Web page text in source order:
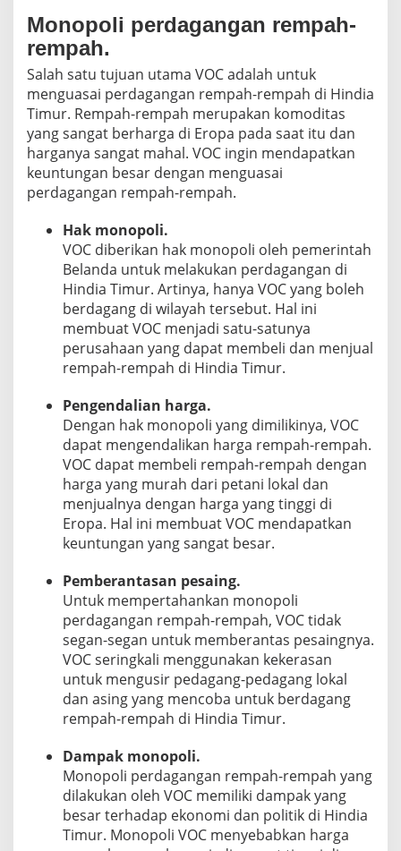
Monopoli perdagangan rempah-
rempah.
Salah satu tujuan utama VOC adalah untuk
menguasai perdagangan rempah-rempah di Hindia
Timur. Rempah-rempah merupakan komoditas
yang sangat berharga di Eropa pada saat itu dan
harganya sangat mahal. VOC ingin mendapatkan
keuntungan besar dengan menguasai
perdagangan rempah-rempah.
Hak monopoli.
VOC diberikan hak monopoli oleh pemerintah
Belanda untuk melakukan perdagangan di
Hindia Timur. Artinya, hanya VOC yang boleh
berdagang di wilayah tersebut. Hal ini
membuat VOC menjadi satu-satunya
perusahaan yang dapat membeli dan menjual
rempah-rempah di Hindia Timur.
Pengendalian harga.
Dengan hak monopoli yang dimilikinya, VOC
dapat mengendalikan harga rempah-rempah.
VOC dapat membeli rempah-rempah dengan
harga yang murah dari petani lokal dan
menjualnya dengan harga yang tinggi di
Eropa. Hal ini membuat VOC mendapatkan
keuntungan yang sangat besar.
Pemberantasan pesaing.
Untuk mempertahankan monopoli
perdagangan rempah-rempah, VOC tidak
segan-segan untuk memberantas pesaingnya.
VOC seringkali menggunakan kekerasan
untuk mengusir pedagang-pedagang lokal
dan asing yang mencoba untuk berdagang
rempah-rempah di Hindia Timur.
Dampak monopoli.
Monopoli perdagangan rempah-rempah yang
dilakukan oleh VOC memiliki dampak yang
besar terhadap ekonomi dan politik di Hindia
Timur. Monopoli VOC menyebabkan harga